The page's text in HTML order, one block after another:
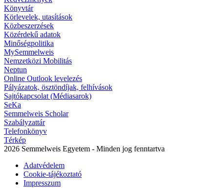
Könyvtár
Körlevelek, utasítások
Közbeszerzések
Közérdekű adatok
Minőségpolitika
MySemmelweis
Nemzetközi Mobilitás
Neptun
Online Outlook levelezés
Pályázatok, ösztöndíjak, felhívások
Sajtókapcsolat (Médiasarok)
SeKa
Semmelweis Scholar
Szabályzattár
Telefonkönyv
Térkép
2026 Semmelweis Egyetem - Minden jog fenntartva
Adatvédelem
Cookie-tájékoztató
Impresszum